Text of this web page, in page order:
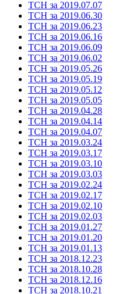
ТСН за 2019.07.07
ТСН за 2019.06.30
ТСН за 2019.06.23
ТСН за 2019.06.16
ТСН за 2019.06.09
ТСН за 2019.06.02
ТСН за 2019.05.26
ТСН за 2019.05.19
ТСН за 2019.05.12
ТСН за 2019.05.05
ТСН за 2019.04.28
ТСН за 2019.04.14
ТСН за 2019.04.07
ТСН за 2019.03.24
ТСН за 2019.03.17
ТСН за 2019.03.10
ТСН за 2019.03.03
ТСН за 2019.02.24
ТСН за 2019.02.17
ТСН за 2019.02.10
ТСН за 2019.02.03
ТСН за 2019.01.27
ТСН за 2019.01.20
ТСН за 2019.01.13
ТСН за 2018.12.23
ТСН за 2018.10.28
ТСН за 2018.12.16
ТСН за 2018.10.21